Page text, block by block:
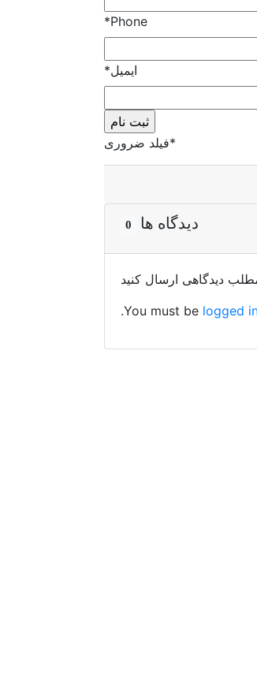
Phone
*
ایمیل*
*فیلد ضروری
دیدگاه ها 0
دیدگاهی ارسال کنید
You must be logged